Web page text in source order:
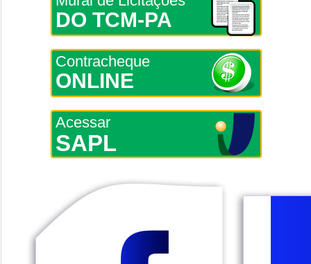
DO TCM-PA
Contracheque
ONLINE
Acessar
SAPL